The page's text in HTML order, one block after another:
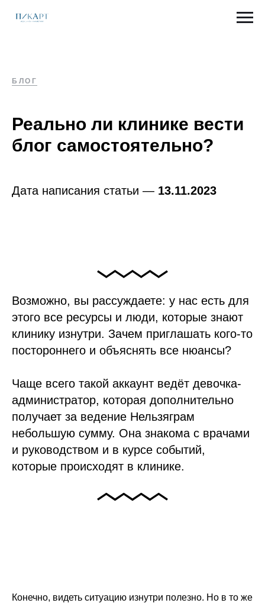
БЛОГ
Реально ли клинике вести
блог самостоятельно?
Дата написания статьи — 13.11.2023
Возможно, вы рассуждаете: у нас есть для
этого все ресурсы и люди, которые знают
клинику изнутри. Зачем приглашать кого-то
постороннего и объяснять все нюансы?
Чаще всего такой аккаунт ведёт девочка-
администратор, которая дополнительно
получает за ведение Нельзяграм
небольшую сумму. Она знакома с врачами
и руководством и в курсе событий,
которые происходят в клинике.
Конечно, видеть ситуацию изнутри полезно. Но в то же